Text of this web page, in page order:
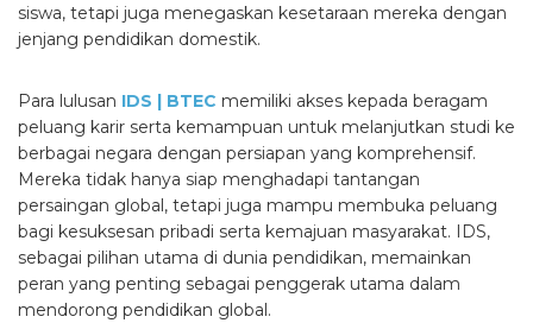
siswa, tetapi juga menegaskan kesetaraan mereka dengan
jenjang pendidikan domestik.
Para lulusan IDS | BTEC memiliki akses kepada beragam
peluang karir serta kemampuan untuk melanjutkan studi ke
berbagai negara dengan persiapan yang komprehensif.
Mereka tidak hanya siap menghadapi tantangan
persaingan global, tetapi juga mampu membuka peluang
bagi kesuksesan pribadi serta kemajuan masyarakat. IDS,
sebagai pilihan utama di dunia pendidikan, memainkan
peran yang penting sebagai penggerak utama dalam
mendorong pendidikan global.